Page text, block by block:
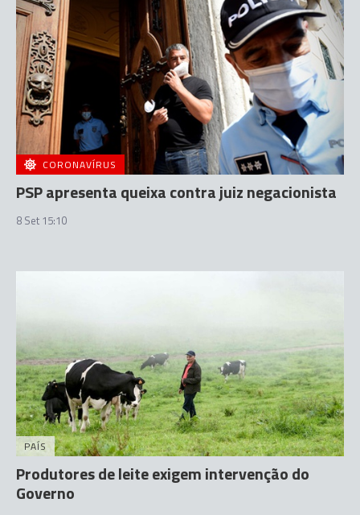
CORONAVÍRUS
PSP apresenta queixa contra juiz negacionista
8 Set 15:10
PAÍS
Produtores de leite exigem intervenção do
Governo